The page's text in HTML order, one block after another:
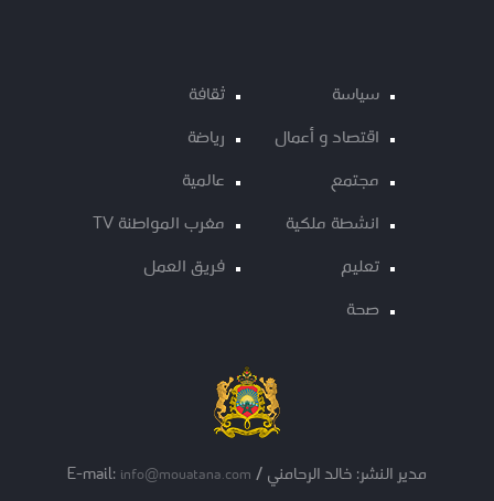
سياسة
اقتصاد و أعمال
مجتمع
انشطة ملكية
تعليم
صحة
ثقافة
رياضة
عالمية
مغرب المواطنة TV
فريق العمل
مدير النشر: خالد الرحامني / E-mail: info@mouatana.com